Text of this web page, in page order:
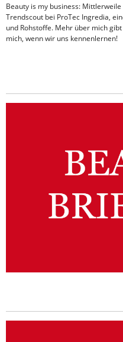
Beauty is my business:
Trendscout bei ProTec Ingredia,
und Rohstoffe. Mehr über mich
mich, wenn wir uns kennenlernen!